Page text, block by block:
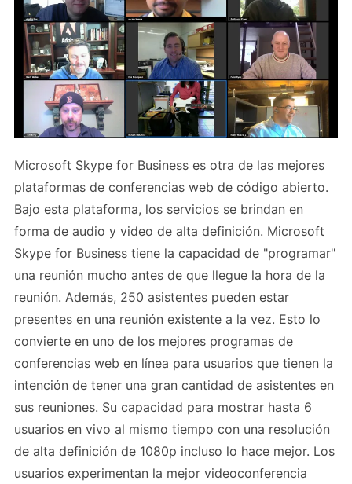
Microsoft Skype for Business es otra de las mejores
plataformas de conferencias web de código abierto.
Bajo esta plataforma, los servicios se brindan en
forma de audio y video de alta definición. Microsoft
Skype for Business tiene la capacidad de "programar"
una reunión mucho antes de que llegue la hora de la
reunión. Además, 250 asistentes pueden estar
presentes en una reunión existente a la vez. Esto lo
convierte en uno de los mejores programas de
conferencias web en línea para usuarios que tienen la
intención de tener una gran cantidad de asistentes en
sus reuniones. Su capacidad para mostrar hasta 6
usuarios en vivo al mismo tiempo con una resolución
de alta definición de 1080p incluso lo hace mejor. Los
usuarios experimentan la mejor videoconferencia